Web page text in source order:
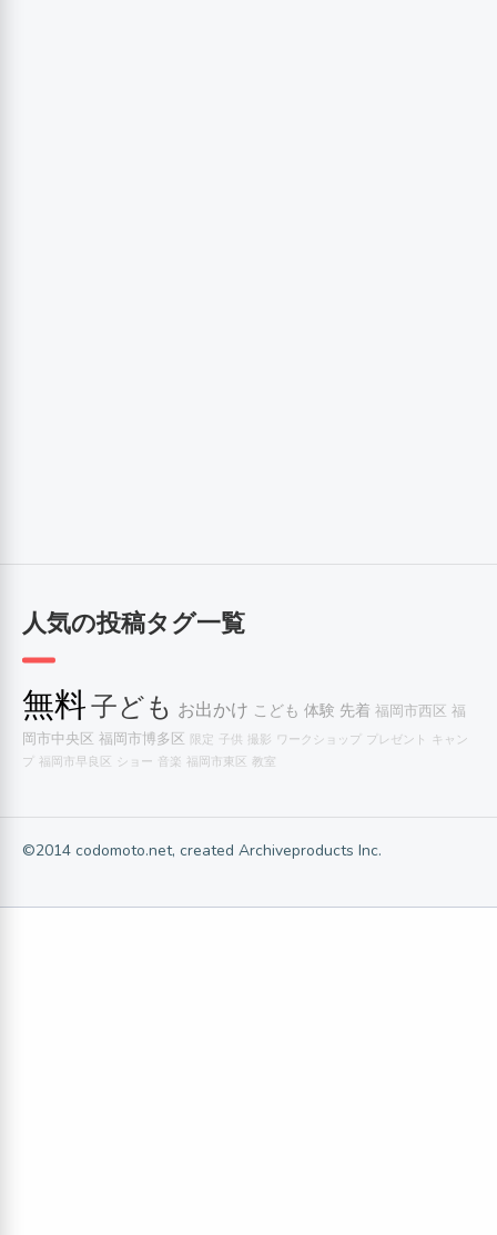
人気の投稿タグ一覧
無料子ども お出かけ こども 体験 先着 福岡市西区 福
岡市中央区 福岡市博多区 限定 子供 撮影 ワークショップ プレゼント キャン
プ 福岡市早良区 ショー 音楽 福岡市東区 教室
©2014 codomoto.net, created Archiveproducts Inc.